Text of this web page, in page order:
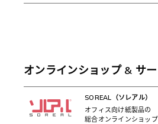
オンラインショップ & サ
SOREAL（ソレアル）
オフィス向け紙製品の
総合オンラインショップ